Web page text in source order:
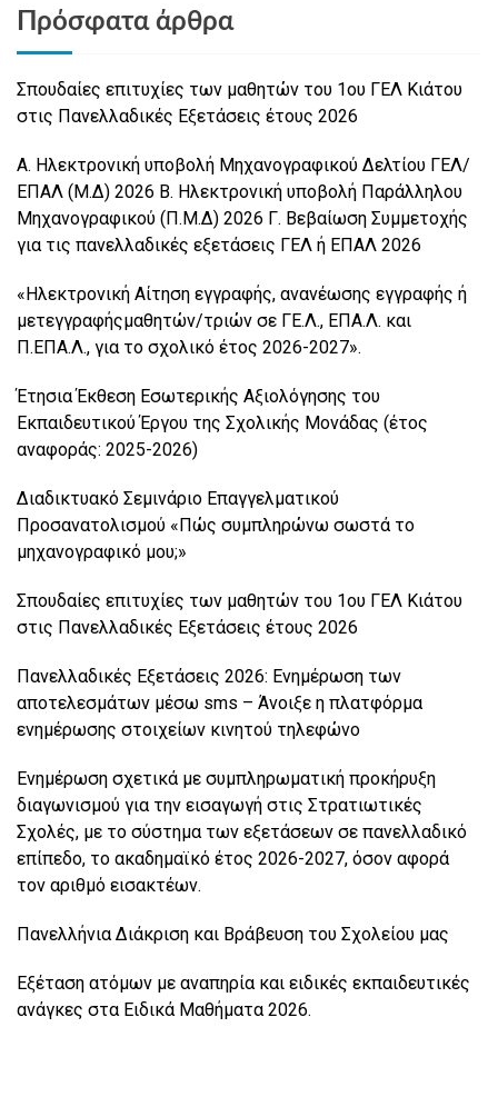
Πρόσφατα άρθρα
Σπουδαίες επιτυχίες των μαθητών του 1ου ΓΕΛ Κιάτου
στις Πανελλαδικές Εξετάσεις έτους 2026
Α. Ηλεκτρονική υποβολή Μηχανογραφικού Δελτίου ΓΕΛ/
ΕΠΑΛ (Μ.Δ) 2026 Β. Ηλεκτρονική υποβολή Παράλληλου
Μηχανογραφικού (Π.Μ.Δ) 2026 Γ. Βεβαίωση Συμμετοχής
για τις πανελλαδικές εξετάσεις ΓΕΛ ή ΕΠΑΛ 2026
«Ηλεκτρονική Αίτηση εγγραφής, ανανέωσης εγγραφής ή
μετεγγραφήςμαθητών/τριών σε ΓΕ.Λ., ΕΠΑ.Λ. και
Π.ΕΠΑ.Λ., για το σχολικό έτος 2026-2027».
Έτησια Έκθεση Εσωτερικής Αξιολόγησης του
Εκπαιδευτικού Έργου της Σχολικής Μονάδας (έτος
αναφοράς: 2025-2026)
Διαδικτυακό Σεμινάριο Επαγγελματικού
Προσανατολισμού «Πώς συμπληρώνω σωστά το
μηχανογραφικό μου;»
Σπουδαίες επιτυχίες των μαθητών του 1ου ΓΕΛ Κιάτου
στις Πανελλαδικές Εξετάσεις έτους 2026
Πανελλαδικές Εξετάσεις 2026: Ενημέρωση των
αποτελεσμάτων μέσω sms – Άνοιξε η πλατφόρμα
ενημέρωσης στοιχείων κινητού τηλεφώνο
Ενημέρωση σχετικά με συμπληρωματική προκήρυξη
διαγωνισμού για την εισαγωγή στις Στρατιωτικές
Σχολές, με το σύστημα των εξετάσεων σε πανελλαδικό
επίπεδο, το ακαδημαϊκό έτος 2026-2027, όσον αφορά
τον αριθμό εισακτέων.
Πανελλήνια Διάκριση και Βράβευση του Σχολείου μας
Εξέταση ατόμων με αναπηρία και ειδικές εκπαιδευτικές
ανάγκες στα Ειδικά Μαθήματα 2026.